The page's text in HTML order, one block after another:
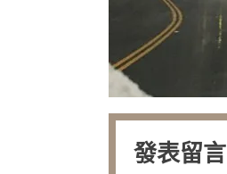
發表留言